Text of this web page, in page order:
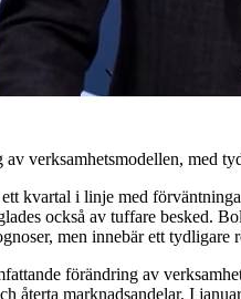
verksamhetsmodellen, med
kvartal i linje med
också av tuffare besked.
men innebär ett tydligare
förändring av
återta marknadsandelar. I